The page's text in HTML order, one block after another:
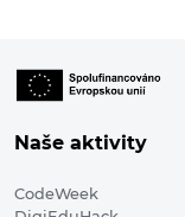
Naše aktivity
CodeWeek